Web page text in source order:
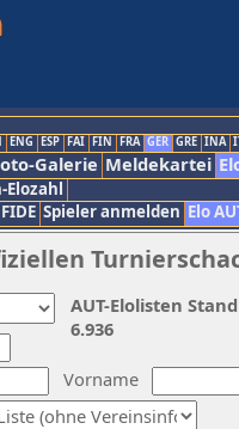
ENG ESP FAI FIN FRA GER GRE INA
Galerie Meldekartei
Elozahl
FIDE Spieler anmelden Elo
Vorname
AUT-Elolisten
6.936